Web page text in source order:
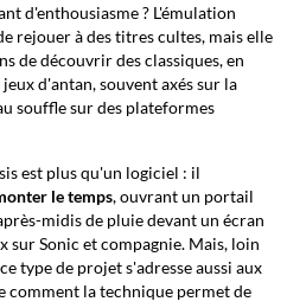
d'enthousiasme ? L'émulation
rejouer à des titres cultes, mais elle
de découvrir des classiques, en
d'antan, souvent axés sur la
souffle sur des plateformes
est plus qu'un logiciel : il
le temps, ouvrant un portail
midis de pluie devant un écran
sur Sonic et compagnie. Mais, loin
type de projet s'adresse aussi aux
comment la technique permet de